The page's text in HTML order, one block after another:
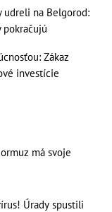
udreli na Belgorod:
Zákaz
investície
má svoje
Úrady spustili